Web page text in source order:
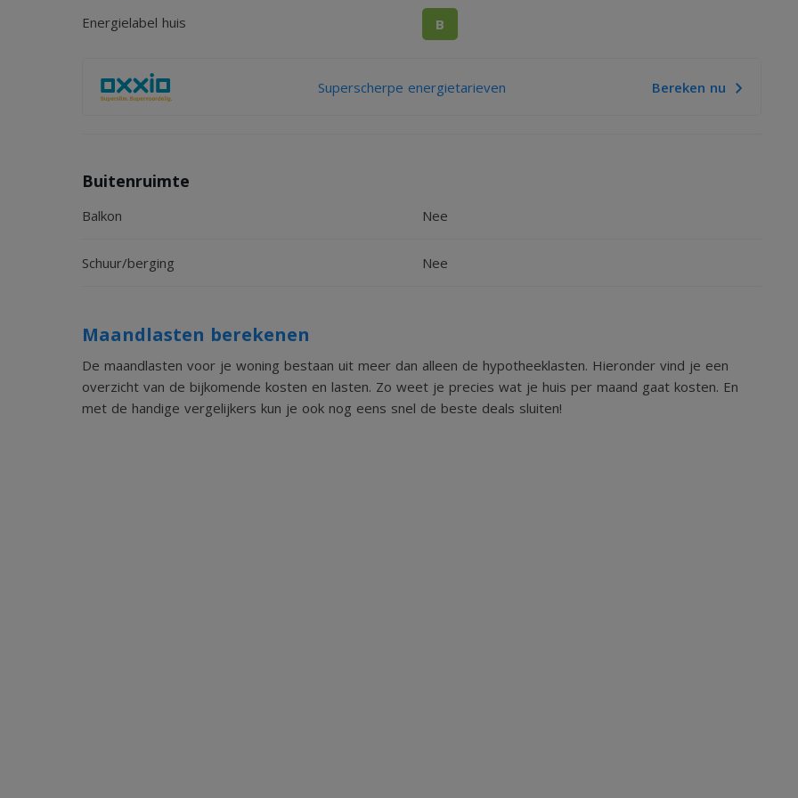
aansprakelijkheid aanvaard voor enige onvolledigheid, onjuistheid of anderszins, dan wel de gevolgen
technische installaties.
Energielabel huis B
Superscherpe energietarieven Bereken nu
Buitenruimte
Balkon Nee
Schuur/berging Nee
Maandlasten berekenen
De maandlasten voor je woning bestaan uit meer dan alleen de hypotheeklasten. Hieronder vind je een
overzicht van de bijkomende kosten en lasten. Zo weet je precies wat je huis per maand gaat kosten. En
met de handige vergelijkers kun je ook nog eens snel de beste deals sluiten!